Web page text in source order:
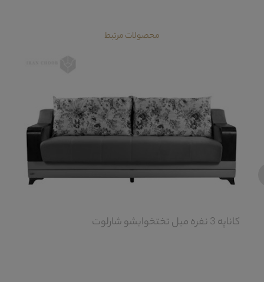
محصولات مرتبط
کاناپه 3 نفره مبل تختخوابشو شارلوت
‹